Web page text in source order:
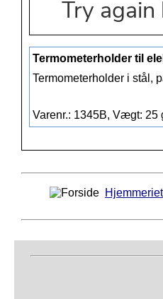
Termometerholder til
Termometerholder i stål,
Varenr.: 1345B, Vægt: 25
Hjemmeriet